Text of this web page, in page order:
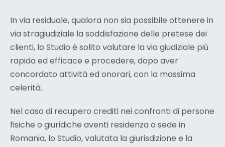
In via residuale, qualora non sia possibile ottenere in
via stragiudiziale la soddisfazione delle pretese dei
clienti, lo Studio è solito valutare la via giudiziale più
rapida ed efficace e procedere, dopo aver
concordato attività ed onorari, con la massima
celerità.
Nel caso di recupero crediti nei confronti di persone
fisiche o giuridiche aventi residenza o sede in
Romania, lo Studio, valutata la giurisdizione e la